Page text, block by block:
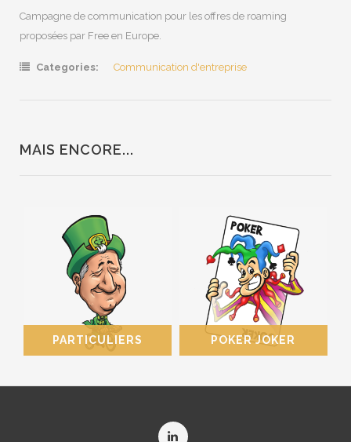
Campagne de communication pour les offres de roaming
proposées par Free en Europe.
Categories: Communication d'entreprise
MAIS ENCORE...
PARTICULIERS POKER JOKER